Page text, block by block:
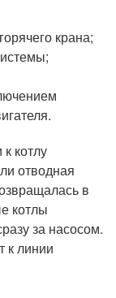
крана;
котлу
отводная
в
котлы
за насосом.
к линии